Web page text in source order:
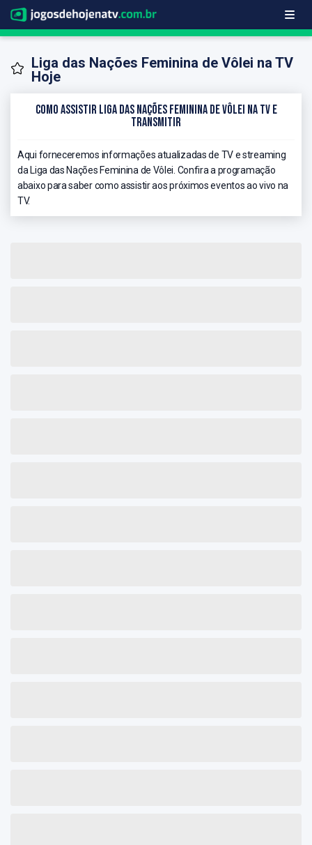
Liga das Nações Feminina de Vôlei na TV
Hoje
Como Assistir Liga das Nações Feminina de Vôlei na TV e
Transmitir
Aqui forneceremos informações atualizadas de TV e streaming
da Liga das Nações Feminina de Vôlei. Confira a programação
abaixo para saber como assistir aos próximos eventos ao vivo na
TV.